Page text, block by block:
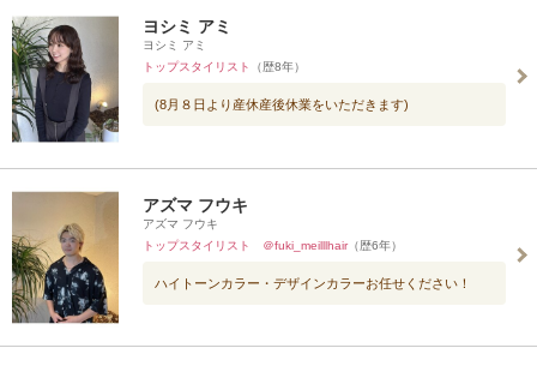
ヨシミ アミ
ヨシミ アミ
トップスタイリスト
（歴8年）
(8月８日より産休産後休業をいただきます)
アズマ フウキ
アズマ フウキ
トップスタイリスト ＠fuki_meilllhair（歴6年）
ハイトーンカラー・デザインカラーお任せください！